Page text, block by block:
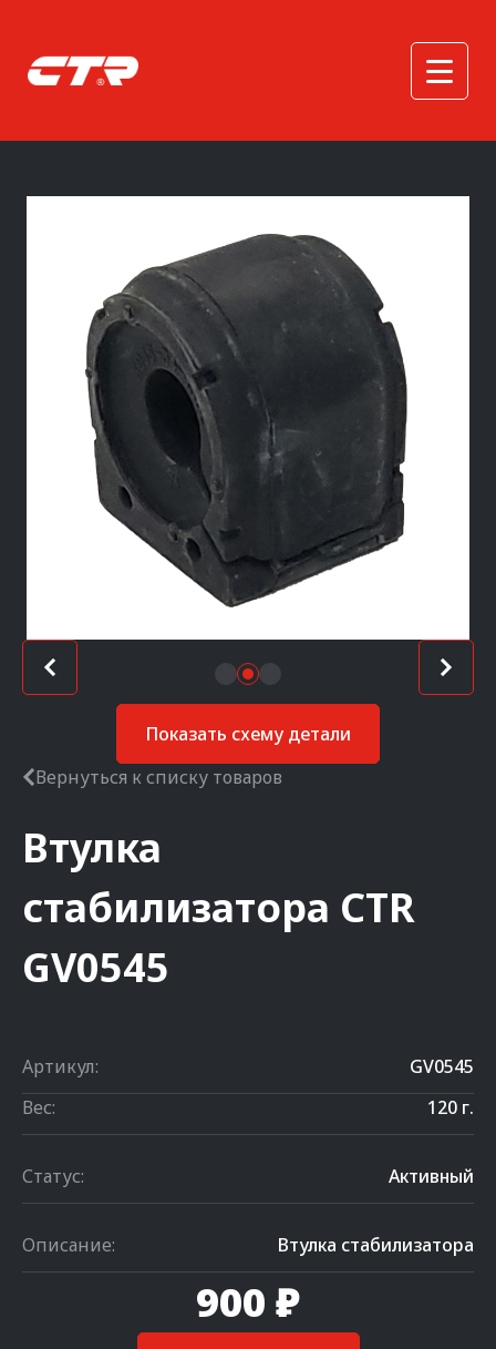
Показать схему детали
Вернуться к списку товаров
Втулка
стабилизатора CTR
GV0545
Артикул:
GV0545
Вес:
120 г.
Статус: Активный
Описание: Втулка стабилизатора
900 ₽